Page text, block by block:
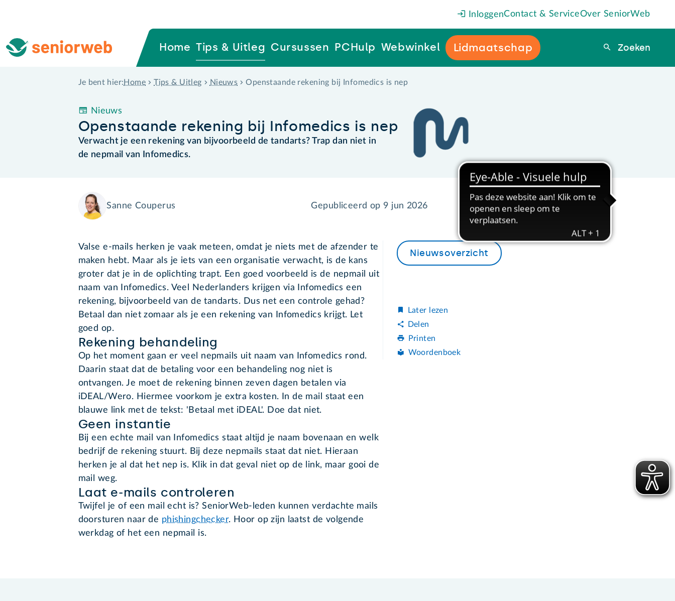
InloggenContact & ServiceOver SeniorWeb
Home Tips & Uitleg Cursussen PCHulp Webwinkel Lidmaatschap Zoeken
Zoeken
Je bent hier: Home Tips & Uitleg Nieuws Openstaande rekening bij Infomedics is nep
Nieuws
Openstaande rekening bij Infomedics is nep
Verwacht je een rekening van bijvoorbeeld de tandarts? Trap dan niet in
de nepmail van Infomedics.
Sanne Couperus Gepubliceerd op 9 jun 2026
Valse e-mails herken je vaak meteen, omdat je niets met de afzender te
maken hebt. Maar als je iets van een organisatie verwacht, is de kans
groter dat je in de oplichting trapt. Een goed voorbeeld is de nepmail uit
naam van Infomedics. Veel Nederlanders krijgen via Infomedics een
rekening, bijvoorbeeld van de tandarts. Dus net een controle gehad?
Betaal dan niet zomaar als je een rekening van Infomedics krijgt. Let
goed op.
Rekening behandeling
Op het moment gaan er veel nepmails uit naam van Infomedics rond.
Daarin staat dat de betaling voor een behandeling nog niet is
ontvangen. Je moet de rekening binnen zeven dagen betalen via
iDEAL/Wero. Hiermee voorkom je extra kosten. In de mail staat een
blauwe link met de tekst: 'Betaal met iDEAL'. Doe dat niet.
Geen instantie
Bij een echte mail van Infomedics staat altijd je naam bovenaan en welk
bedrijf de rekening stuurt. Bij deze nepmails staat dat niet. Hieraan
herken je al dat het nep is. Klik in dat geval niet op de link, maar gooi de
mail weg.
Laat e-mails controleren
Twijfel je of een mail echt is? SeniorWeb-leden kunnen verdachte mails
doorsturen naar de phishingchecker. Hoor op zijn laatst de volgende
werkdag of het een nepmail is.
Nieuwsoverzicht
Later lezen
Delen
Printen
Woordenboek